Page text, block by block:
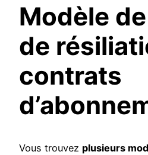
Modèle
de
contrats
Vous trouvez plusieurs